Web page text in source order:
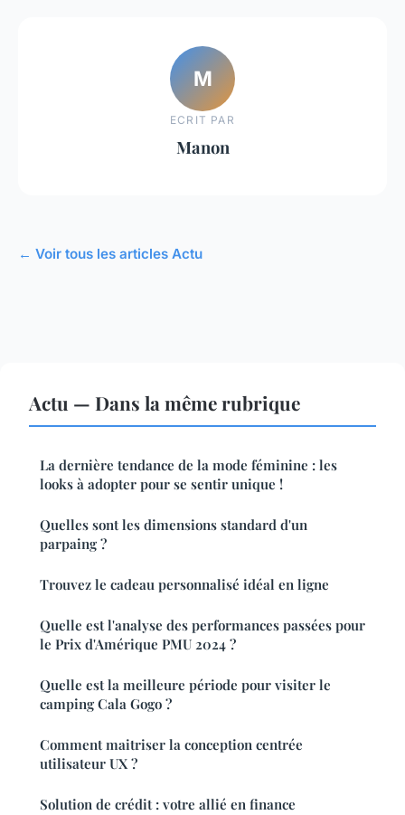
M
ECRIT PAR
Manon
← Voir tous les articles Actu
Actu — Dans la même rubrique
La dernière tendance de la mode féminine : les
looks à adopter pour se sentir unique !
Quelles sont les dimensions standard d'un
parpaing ?
Trouvez le cadeau personnalisé idéal en ligne
Quelle est l'analyse des performances passées pour
le Prix d'Amérique PMU 2024 ?
Quelle est la meilleure période pour visiter le
camping Cala Gogo ?
Comment maitriser la conception centrée
utilisateur UX ?
Solution de crédit : votre allié en finance